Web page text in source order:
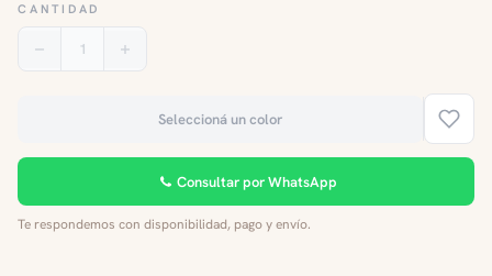
CANTIDAD
1
Seleccioná un color
Consultar por WhatsApp
Te respondemos con disponibilidad, pago y envío.